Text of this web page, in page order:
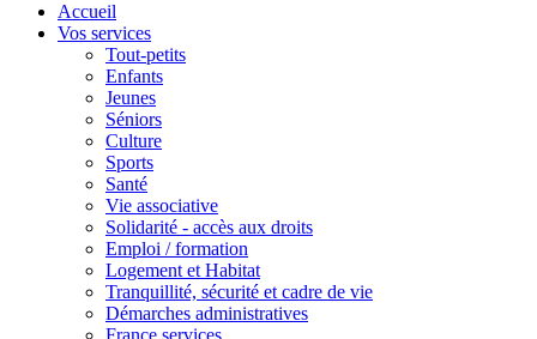
Accueil
Vos services
Tout-petits
Enfants
Jeunes
Séniors
Culture
Sports
Santé
Vie associative
Solidarité - accès aux droits
Emploi / formation
Logement et Habitat
Tranquillité, sécurité et cadre de vie
Démarches administratives